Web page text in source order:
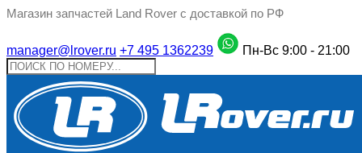
Магазин запчастей Land Rover с доставкой по РФ
manager@lrover.ru +7 495 1362239 Пн-Вс 9:00 - 21:00